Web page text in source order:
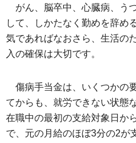
がん、脳卒中、心臓病、う
して、しかたなく勤めを辞め
気であればなおさら、生活の
入の確保は大切です。
傷病手当金は、いくつかの
てからも、就労できない状態
在職中の最初の支給対象日か
で、元の月給のほぼ3分の2が